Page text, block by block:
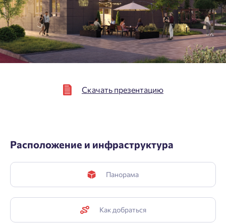
Скачать презентацию
Расположение и инфраструктура
Панорама
Как добраться
Подтвердить